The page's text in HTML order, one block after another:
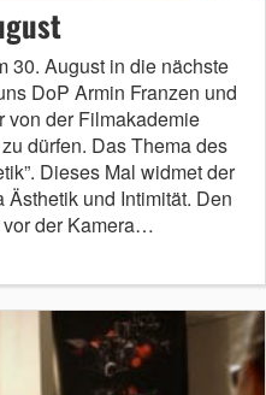
30. August in die nächste
DoP Armin Franzen und
von der Filmakademie
dürfen. Das Thema des
Dieses Mal widmet der
und Intimität. Den
vor der Kamera…